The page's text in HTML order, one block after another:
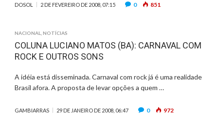
DOSOL 2 DE FEVEREIRO DE 2008, 07:15 0 851
NACIONAL NOTÍCIAS
COLUNA LUCIANO MATOS (BA): CARNAVAL COM
ROCK E OUTROS SONS
A idéia está disseminada. Carnaval com rock já é uma realidade
Brasil afora. A proposta de levar opções a quem …
GAMBIARRAS 29 DE JANEIRO DE 2008, 06:47 0 972